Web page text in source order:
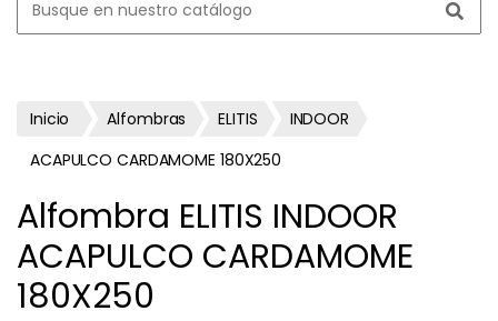
PROYECTOS
Inicio Alfombras ELITIS
INDOOR
ACAPULCO CARDAMOME 180X250
Alfombra ELITIS INDOOR
ACAPULCO CARDAMOME
180X250